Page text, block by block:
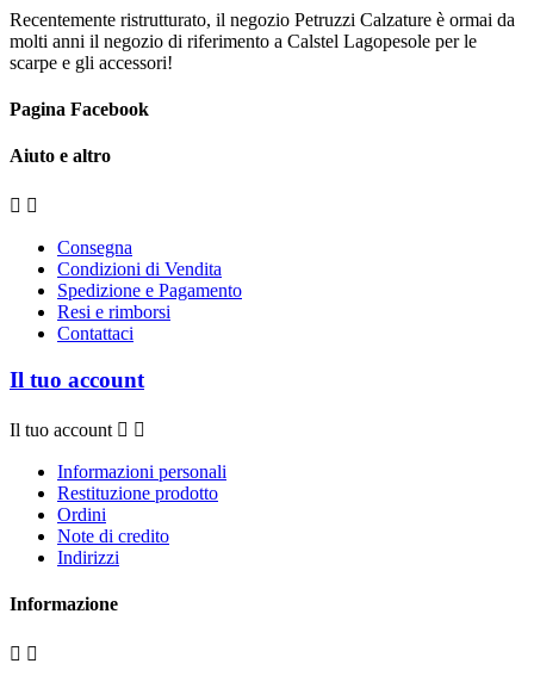
Recentemente ristrutturato, il negozio Petruzzi Calzature è ormai da
molti anni il negozio di riferimento a Calstel Lagopesole per le
scarpe e gli accessori!
Pagina Facebook
Aiuto e altro
 
Consegna
Condizioni di Vendita
Spedizione e Pagamento
Resi e rimborsi
Contattaci
Il tuo account
Il tuo account  
Informazioni personali
Restituzione prodotto
Ordini
Note di credito
Indirizzi
Informazione
 